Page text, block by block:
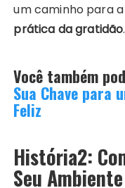
um caminho para
prática da gratidão.
Você também
Sua Chave para
Feliz
História2:
Seu